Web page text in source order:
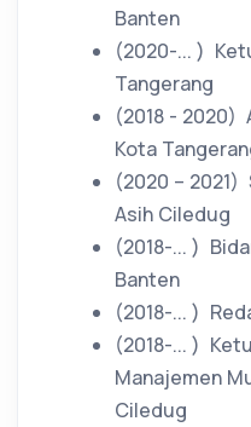
Banten
(2020-... )
Tangerang
(2018 - 2020)
Kota
(2020 – 2021)
Asih Ciledug
(2018-... )
Banten
(2018-... )
(2018-... )
Manajemen
Ciledug